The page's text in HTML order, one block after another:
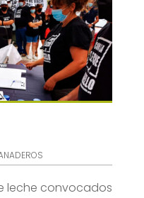
leche convocados